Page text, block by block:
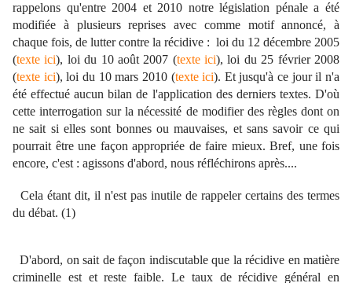
rappelons qu'entre 2004 et 2010 notre législation pénale a été
modifiée à plusieurs reprises avec comme motif annoncé, à
chaque fois, de lutter contre la récidive : loi du 12 décembre 2005
(texte ici), loi du 10 août 2007 (texte ici), loi du 25 février 2008
(texte ici), loi du 10 mars 2010 (texte ici). Et jusqu'à ce jour il n'a
été effectué aucun bilan de l'application des derniers textes. D'où
cette interrogation sur la nécessité de modifier des règles dont on
ne sait si elles sont bonnes ou mauvaises, et sans savoir ce qui
pourrait être une façon appropriée de faire mieux. Bref, une fois
encore, c'est : agissons d'abord, nous réfléchirons après....
Cela étant dit, il n'est pas inutile de rappeler certains des termes
du débat. (1)
D'abord, on sait de façon indiscutable que la récidive en matière
criminelle est et reste faible. Le taux de récidive général en